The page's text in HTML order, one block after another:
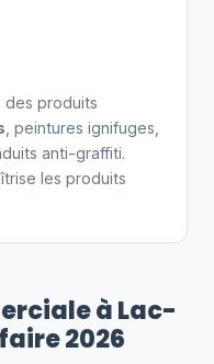
des produits
, peintures ignifuges,
anti-graffiti.
les produits
à Lac-
2026